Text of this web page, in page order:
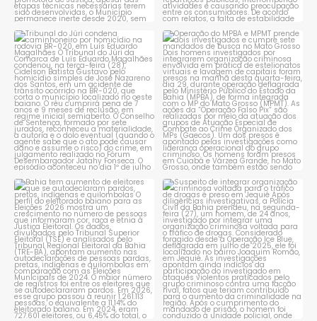
Tribunal do Júri condena
caminhoneiro por...
1 0
Operação do MPBA e MPMT
prende dois investigados e...
1 0
Bahia tem aumento de eleitores
que se autodeclaram...
1 0
Suspeito de integrar
organização criminosa
voltada...
1 0